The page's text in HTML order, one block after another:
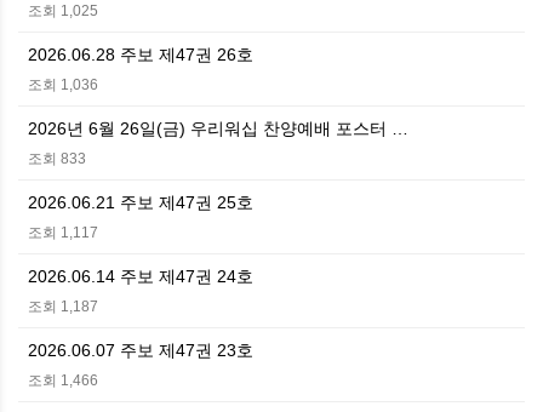
조회 1,025
2026.06.28 주보 제47권 26호
조회 1,036
2026년 6월 26일(금) 우리워십 찬양예배 포스터 …
조회 833
2026.06.21 주보 제47권 25호
조회 1,117
2026.06.14 주보 제47권 24호
조회 1,187
2026.06.07 주보 제47권 23호
조회 1,466